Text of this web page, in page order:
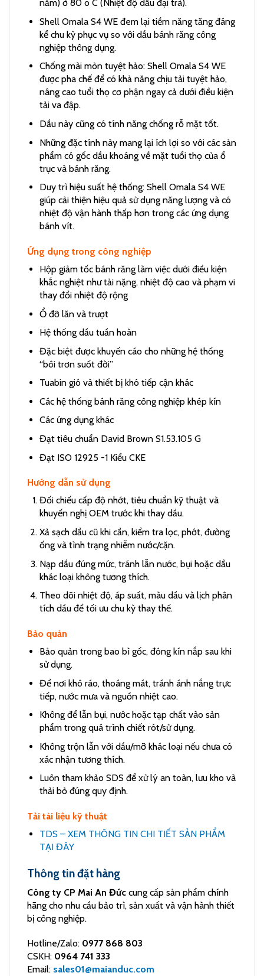
năm) ở 80 o C (Nhiệt độ dầu đại trà).
Shell Omala S4 WE đem lại tiềm năng tăng đáng
kể chu kỳ phục vụ so với dầu bánh răng công
nghiệp thông dụng.
Chống mài mòn tuyệt hảo: Shell Omala S4 WE
được pha chế để có khả năng chịu tải tuyệt hảo,
nâng cao tuổi thọ cơ phận ngay cả dưới điều kiện
tải va đập.
Dầu này cũng có tính năng chống rỗ mặt tốt.
Những đặc tính này mang lại ích lợi so với các sản
phẩm có gốc dầu khoáng về mặt tuổi thọ của ổ
trục và bánh răng.
Duy trì hiệu suất hệ thống: Shell Omala S4 WE
giúp cải thiện hiệu quả sử dụng năng lượng và có
nhiệt độ vận hành thấp hơn trong các ứng dụng
bánh vít.
Ứng dụng trong công nghiệp
Hộp giảm tốc bánh răng làm việc dưới điều kiện
khắc nghiệt như tải nặng, nhiệt độ cao và phạm vi
thay đổi nhiệt độ rộng
Ổ đỡ lăn và trượt
Hệ thống dầu tuần hoàn
Đặc biệt được khuyến cáo cho những hệ thống
“bôi trơn suốt đời”
Tuabin gió và thiết bị khó tiếp cận khác
Các hệ thống bánh răng công nghiệp khép kín
Các ứng dụng khác
Đạt tiêu chuẩn David Brown S1.53.105 G
Đạt ISO 12925 -1 Kiểu CKE
Hướng dẫn sử dụng
Đối chiếu cấp độ nhớt, tiêu chuẩn kỹ thuật và
khuyến nghị OEM trước khi thay dầu.
Xả sạch dầu cũ khi cần, kiểm tra lọc, phớt, đường
ống và tình trạng nhiễm nước/cặn.
Nạp dầu đúng mức, tránh lẫn nước, bụi hoặc dầu
khác loại không tương thích.
Theo dõi nhiệt độ, áp suất, màu dầu và lịch phân
tích dầu để tối ưu chu kỳ thay thế.
Bảo quản
Bảo quản trong bao bì gốc, đóng kín nắp sau khi
sử dụng.
Để nơi khô ráo, thoáng mát, tránh ánh nắng trực
tiếp, nước mưa và nguồn nhiệt cao.
Không để lẫn bụi, nước hoặc tạp chất vào sản
phẩm trong quá trình chiết rót/sử dụng.
Không trộn lẫn với dầu/mỡ khác loại nếu chưa có
xác nhận tương thích.
Luôn tham khảo SDS để xử lý an toàn, lưu kho và
thải bỏ đúng quy định.
Tải tài liệu kỹ thuật
TDS – XEM THÔNG TIN CHI TIẾT SẢN PHẨM
TẠI ĐÂY
Thông tin đặt hàng
Công ty CP Mai An Đức cung cấp sản phẩm chính
hãng cho nhu cầu bảo trì, sản xuất và vận hành thiết
bị công nghiệp.
Hotline/Zalo: 0977 868 803
CSKH: 0964 741 333
Email: sales01@maianduc.com